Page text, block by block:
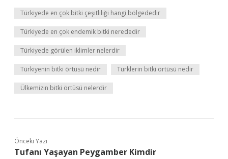
Türkiyede en çok bitki çeşitliliği hangi bölgededir
Türkiyede en çok endemik bitki nerededir
Türkiyede görülen iklimler nelerdir
Türkiyenin bitki örtüsü nedir Türklerin bitki örtüsü nedir
Ülkemizin bitki örtüsü nelerdir
Önceki Yazı
Tufanı Yaşayan Peygamber Kimdir